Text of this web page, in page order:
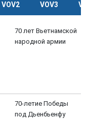
VOV2 VOV3
70 лет Вьетнамской
народной армии
70-летие Победы
под Дьенбьенфу